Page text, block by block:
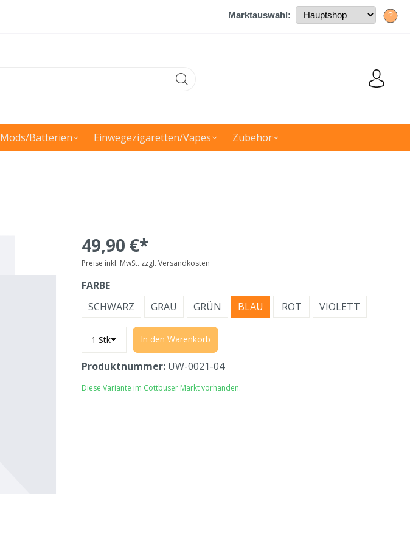
Marktauswahl: ?
Mods/Batterien Einwegezigaretten/Vapes Zubehör
49,90 €*
Preise inkl. MwSt. zzgl. Versandkosten
FARBE
SCHWARZ
GRAU GRÜN BLAU ROT VIOLETT
In den Warenkorb
Produktnummer: UW-0021-04
Diese Variante im Cottbuser Markt vorhanden.